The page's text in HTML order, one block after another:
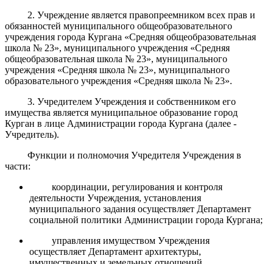
2.Учреждениеявляется правопреемником всех прав и
обязанностей муниципального общеобразовательного
учреждения города Кургана «Средняя общеобразовательная
школа № 23», муниципального учреждения «Средняя
общеобразовательная школа № 23», муниципального
учреждения «Средняя школа № 23», муниципального
образовательного учреждения «Средняя школа № 23».
3. Учредителем Учреждения и собственником его
имущества является муниципальное образование город
Курган в лице Администрации города Кургана (далее -
Учредитель).
Функции и полномочия Учредителя Учреждения в
части:
координации, регулирования и контроля
деятельности Учреждения, установления
муниципального задания осуществляет Департамент
социальной политики Администрации города Кургана;
управления имуществом Учреждения
осуществляет Департамент архитектуры,